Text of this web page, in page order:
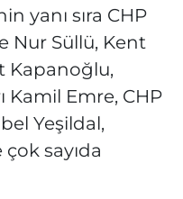
yanı sıra CHP
Nur Süllü, Kent
Kapanoğlu,
Kamil Emre, CHP
Yeşildal,
sayıda